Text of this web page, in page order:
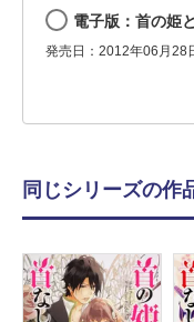
電子版：首の姫
発売日：2012年06月28
同じシリーズの作